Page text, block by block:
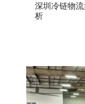
深圳冷链物
析